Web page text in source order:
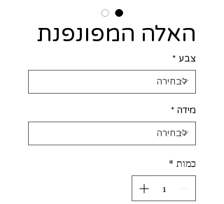
האלה המפונפנת
צבע *
מידה *
כמות *